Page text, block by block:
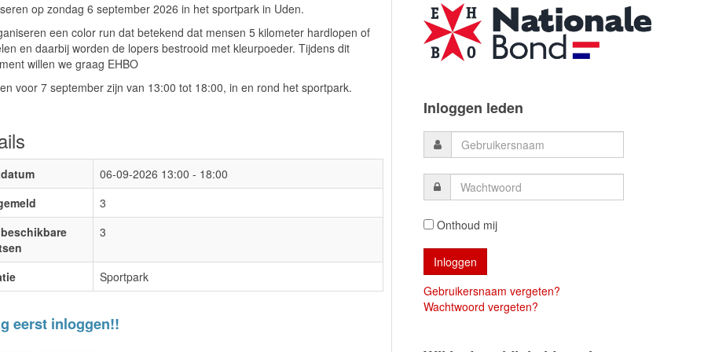
op zondag 6 september 2026 in het sportpark in Uden.
een color run dat betekend dat mensen 5 kilometer hardlopen of
en daarbij worden de lopers bestrooid met kleurpoeder. Tijdens dit
willen we graag EHBO
voor 7 september zijn van 13:00 tot 18:00, in en rond het sportpark.
06-09-2026 13:00 - 18:00
3
3
Sportpark
eerst inloggen!!
Inloggen leden
Onthoud mij
Gebruikersnaam vergeten?
Wachtwoord vergeten?